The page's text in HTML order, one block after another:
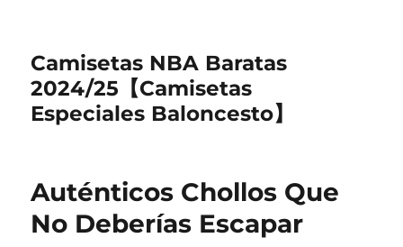
Camisetas NBA Baratas
2024/25【Camisetas
Especiales Baloncesto】
Auténticos Chollos Que
No Deberías Escapar